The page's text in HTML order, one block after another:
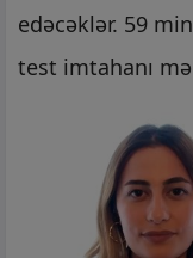
edəcəklər. 59
test imtahanı